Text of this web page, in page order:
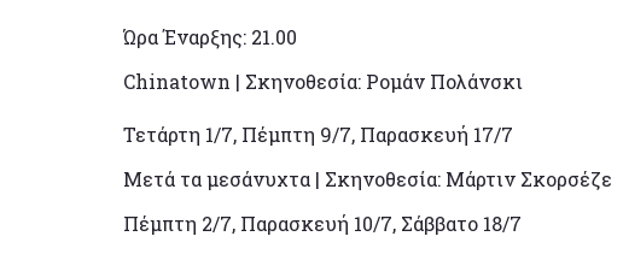
Ώρα Έναρξης: 21.00
Chinatown | Σκηνοθεσία: Ρομάν Πολάνσκι
Τετάρτη 1/7, Πέμπτη 9/7, Παρασκευή 17/7
Μετά τα μεσάνυχτα | Σκηνοθεσία: Μάρτιν Σκορσέζε
Πέμπτη 2/7, Παρασκευή 10/7, Σάββατο 18/7